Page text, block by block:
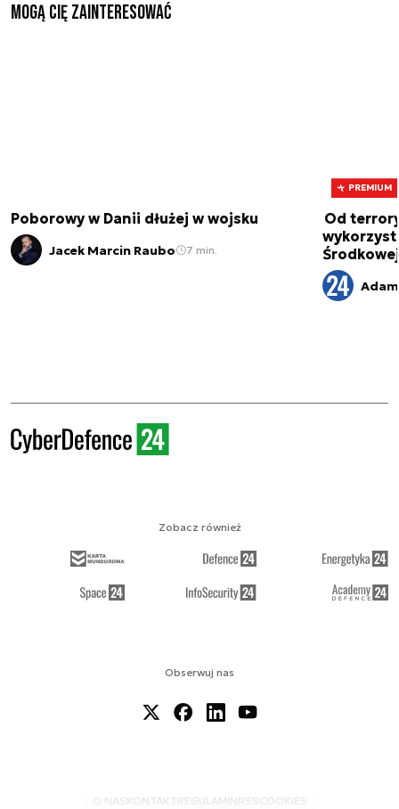
Mogą Cię zainteresować
Poborowy w Danii dłużej w wojsku
Jacek Marcin Raubo 7 min.
PREMIUM
Od
Środkowej
Obserwuj nas
O NAS KONTAKTREGULAMINRSS COOKIES
Zobacz również